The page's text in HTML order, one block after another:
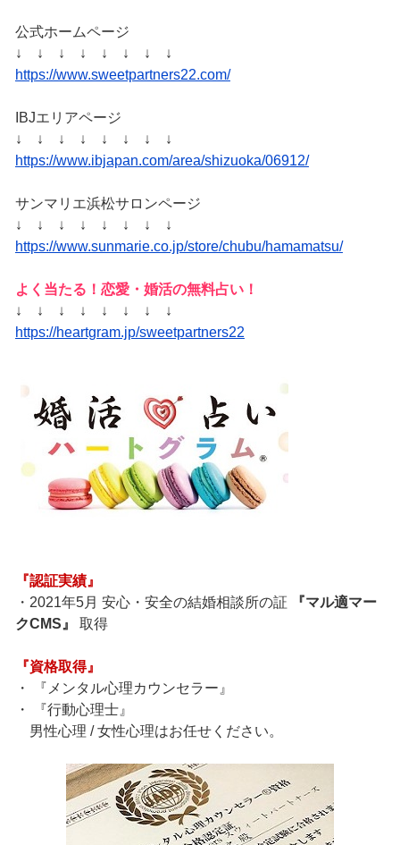
公式ホームページ
↓ ↓ ↓ ↓ ↓ ↓ ↓ ↓
https://www.sweetpartners22.com/
IBJエリアページ
↓ ↓ ↓ ↓ ↓ ↓ ↓ ↓
https://www.ibjapan.com/area/shizuoka/06912/
サンマリエ浜松サロンページ
↓ ↓ ↓ ↓ ↓ ↓ ↓ ↓
https://www.sunmarie.co.jp/store/chubu/hamamatsu/
よく当たる！恋愛・婚活の無料占い！
↓ ↓ ↓ ↓ ↓ ↓ ↓ ↓
https://heartgram.jp/sweetpartners22
『認証実績』
・2021年5月 安心・安全の結婚相談所の証
『マル適マー
クCMS』
取得
『資格取得』
・ 『メンタル心理カウンセラー』
・ 『行動心理士』
男性心理 / 女性心理はお任せください。